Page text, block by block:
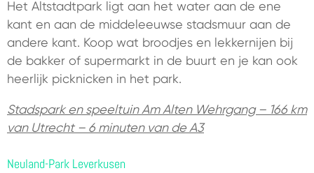
Het Altstadtpark ligt aan het water aan de ene
kant en aan de middeleeuwse stadsmuur aan de
andere kant. Koop wat broodjes en lekkernijen bij
de bakker of supermarkt in de buurt en je kan ook
heerlijk picknicken in het park.
Stadspark en speeltuin Am Alten Wehrgang – 166 km
van Utrecht – 6 minuten van de A3
Neuland-Park Leverkusen